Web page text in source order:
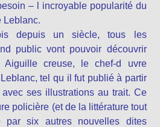
– l incroyable popularité du
Leblanc.
depuis un siècle, tous les
public vont pouvoir découvrir
creuse, le chef-d uvre
tel qu il fut publié à partir
ses illustrations au trait. Ce
policière (et de la littérature tout
par six autres nouvelles dites